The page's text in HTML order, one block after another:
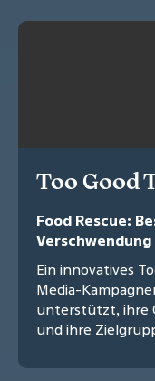
Too Good
Food Rescue:
Ein innovatives
Media-
unterstützt, ihre
und ihre